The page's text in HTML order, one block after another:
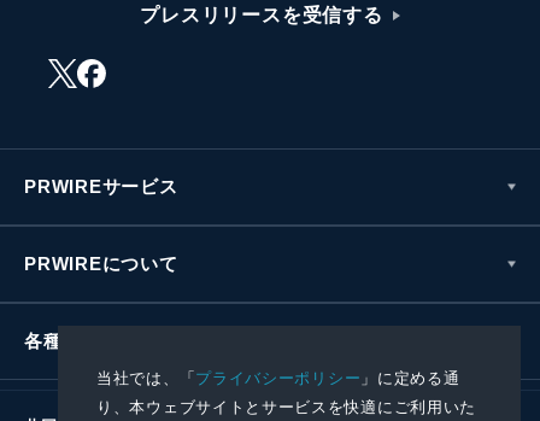
当社では、「プライバシーポリシー 」に定める通
り、本ウェブサイトとサービスを快適にご利用いた
プレスリリースを受信する
PRWIREサービス
PRWIREについて
各種お問い合わせ